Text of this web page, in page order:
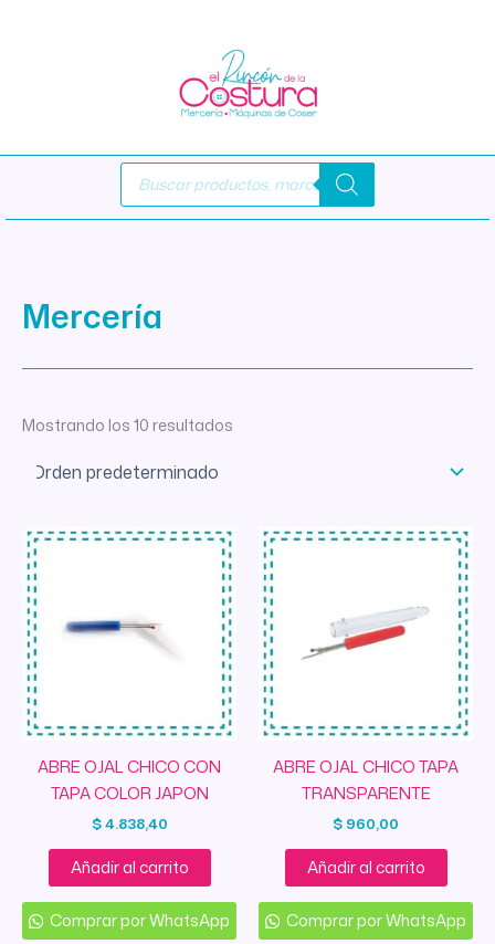
Búsqueda
productos
Mercería
Mostrando los 10 resultados
ABRE OJAL CHICO CON
TAPA COLOR JAPON
$4.838,40
Añadir al carrito
Comprar por WhatsApp
ABRE OJAL CHICO TAPA
TRANSPARENTE
$ 960,00
Añadir al carrito
Comprar por WhatsApp